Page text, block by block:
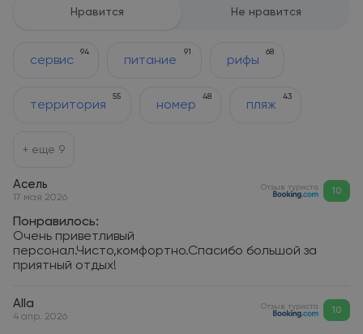
Нравится Не нравится
сервис
94
питание
91
рифы
68
территория
55
номер
48
пляж
43
+ еще 9
Асель
17 мая 2026
Отзыв туриста 10
Понравилось:
Очень приветливый
персонал.Чисто,комфортно.Спасибо большой за
приятный отдых!
Аlla
4 апр. 2026
Отзыв туриста 10